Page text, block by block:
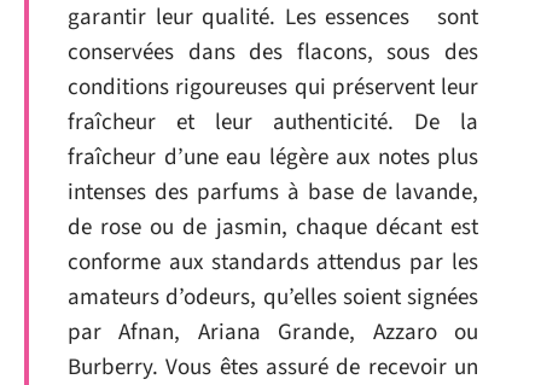
garantir leur qualité. Les essences sont
conservées dans des flacons, sous des
conditions rigoureuses qui préservent leur
fraîcheur et leur authenticité. De la
fraîcheur d’une eau légère aux notes plus
intenses des parfums à base de lavande,
de rose ou de jasmin, chaque décant est
conforme aux standards attendus par les
amateurs d’odeurs, qu’elles soient signées
par Afnan, Ariana Grande, Azzaro ou
Burberry. Vous êtes assuré de recevoir un